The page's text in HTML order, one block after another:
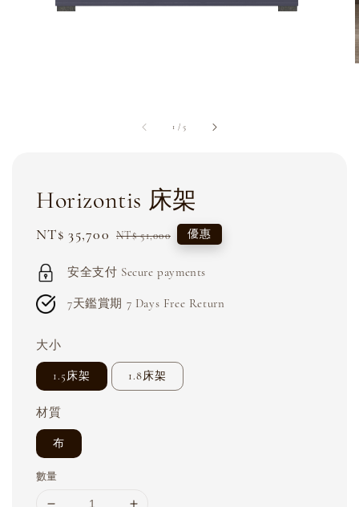
1 /5
Horizontis 床架
Sale
NT$ 35,700 Regular
NT$ 51,000 優惠
安全支付 Secure payments
7天鑑賞期 7 Days Free Return
大小
1.5床架 1.8床架
材質
布
數量